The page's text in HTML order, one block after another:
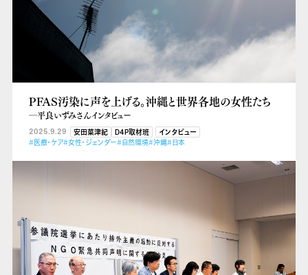
PFAS汚染に声を上げる。沖縄と世界各地の女性たち
―平良いずみさんインタビュー
2025.9.29 安田菜津紀 D4P取材班
インタビュー
#医療・ケア#女性・ジェンダー#自然環境#沖縄#日本